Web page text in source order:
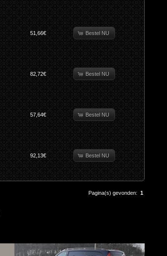
51,66€ Bestel NU
82,72€ Bestel NU
57,64€ Bestel NU
92,13€ Bestel NU
Pagina(s) gevonden: 1